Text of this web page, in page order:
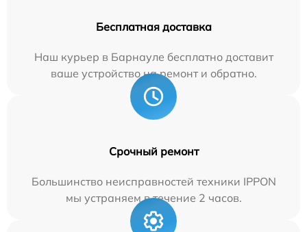
Бесплатная доставка
Наш курьер в Барнауле бесплатно доставит
ваше устройство на ремонт и обратно.
Срочный ремонт
Большинство неисправностей техники IPPON
мы устраняем в течение 2 часов.